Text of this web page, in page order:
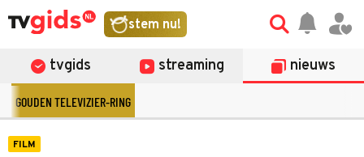
stem nu!
tvgids streaming nieuws
GOUDEN TELEVIZIER-RING
FILM